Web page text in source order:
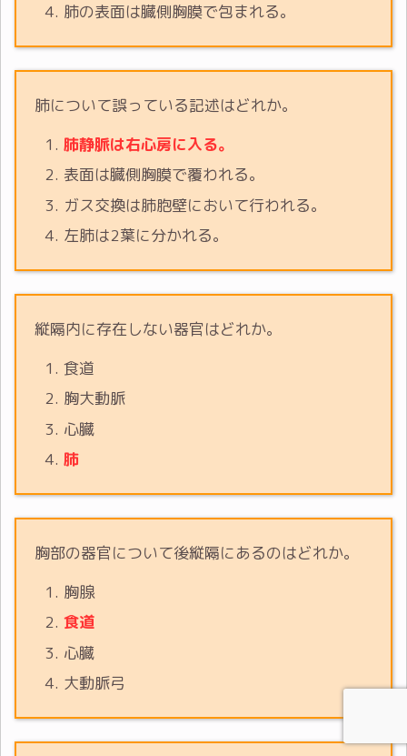
肺の表面は臓側胸膜で包まれる。
肺について誤っている記述はどれか。
肺静脈は右心房に入る。
表面は臓側胸膜で覆われる。
ガス交換は肺胞壁において行われる。
左肺は2葉に分かれる。
縦隔内に存在しない器官はどれか。
食道
胸大動脈
心臓
肺
胸部の器官について後縦隔にあるのはどれか。
胸腺
食道
心臓
大動脈弓